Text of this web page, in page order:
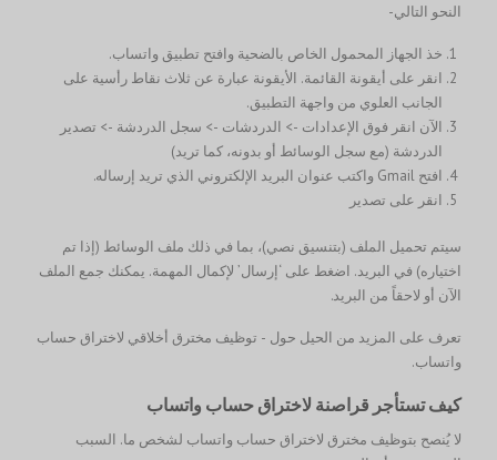
النحو التالي-
خذ الجهاز المحمول الخاص بالضحية وافتح تطبيق واتساب.
انقر على أيقونة القائمة. الأيقونة عبارة عن ثلاث نقاط رأسية على
الجانب العلوي من واجهة التطبيق.
الآن انقر فوق الإعدادات -> الدردشات -> سجل الدردشة -> تصدير
الدردشة (مع سجل الوسائط أو بدونه، كما تريد)
افتح Gmail واكتب عنوان البريد الإلكتروني الذي تريد إرساله.
انقر على تصدير
سيتم تحميل الملف (بتنسيق نصي)، بما في ذلك ملف الوسائط (إذا تم
اختياره) في البريد. اضغط على ‘إرسال’ لإكمال المهمة. يمكنك جمع الملف
الآن أو لاحقاً من البريد.
تعرف على المزيد من الحيل حول - توظيف مخترق أخلاقي لاختراق حساب
واتساب.
كيف تستأجر قراصنة لاختراق حساب واتساب
لا يُنصح بتوظيف مخترق لاختراق حساب واتساب لشخص ما. السبب